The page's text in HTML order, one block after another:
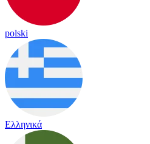
polski
Ελληνικά